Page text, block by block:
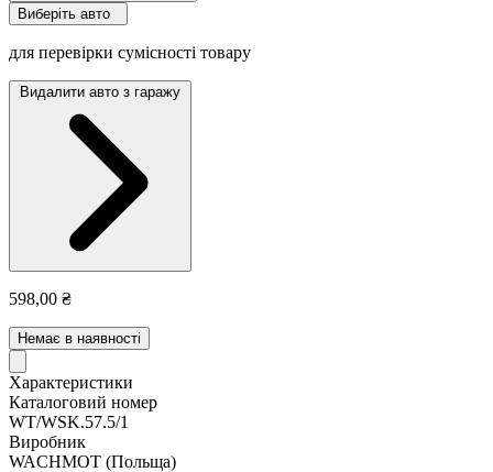
Виберіть авто
для перевірки сумісності товару
Видалити авто з гаражу
598,00 ₴
Немає в наявності
Характеристики
Каталоговий номер
WT/WSK.57.5/1
Виробник
WACHMOT (Польща)